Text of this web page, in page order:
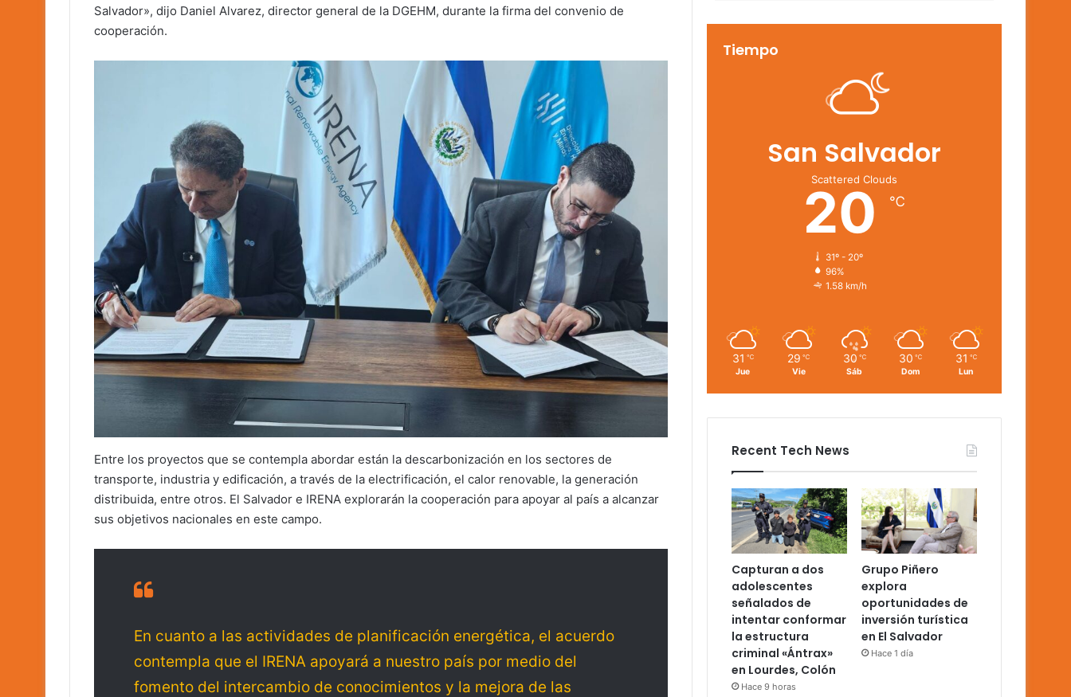
Salvador», dijo Daniel Alvarez, director general de la DGEHM, durante la firma del convenio de
cooperación.
Entre los proyectos que se contempla abordar están la descarbonización en los sectores de
transporte, industria y edificación, a través de la electrificación, el calor renovable, la generación
distribuida, entre otros. El Salvador e IRENA explorarán la cooperación para apoyar al país a alcanzar
sus objetivos nacionales en este campo.
En cuanto a las actividades de planificación energética, el acuerdo
contempla que el IRENA apoyará a nuestro país por medio del
fomento del intercambio de conocimientos y la mejora de las
Tiempo
San Salvador
Scattered Clouds
20 ℃
31º - 20º
96%
1.58 km/h
31 ℃
Jue
29 ℃
Vie
30 ℃
Sáb
30 ℃
Dom
31 ℃
Lun
Recent Tech News
Capturan a dos
adolescentes
señalados de
intentar conformar
la estructura
criminal «Ántrax»
en Lourdes, Colón
Hace 9 horas
Grupo Piñero
explora
oportunidades de
inversión turística
en El Salvador
Hace 1 día